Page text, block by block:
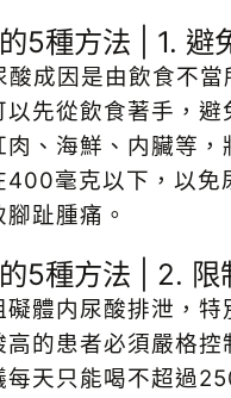
5種方法 | 1. 避
酸成因是由飲食不當
以先從飲食著手，避
肉、海鮮、内臟等，
400毫克以下，以免
趾腫痛。
5種方法 | 2. 限
礙體内尿酸排泄，特
高的患者必須嚴格控
每天只能喝不超過